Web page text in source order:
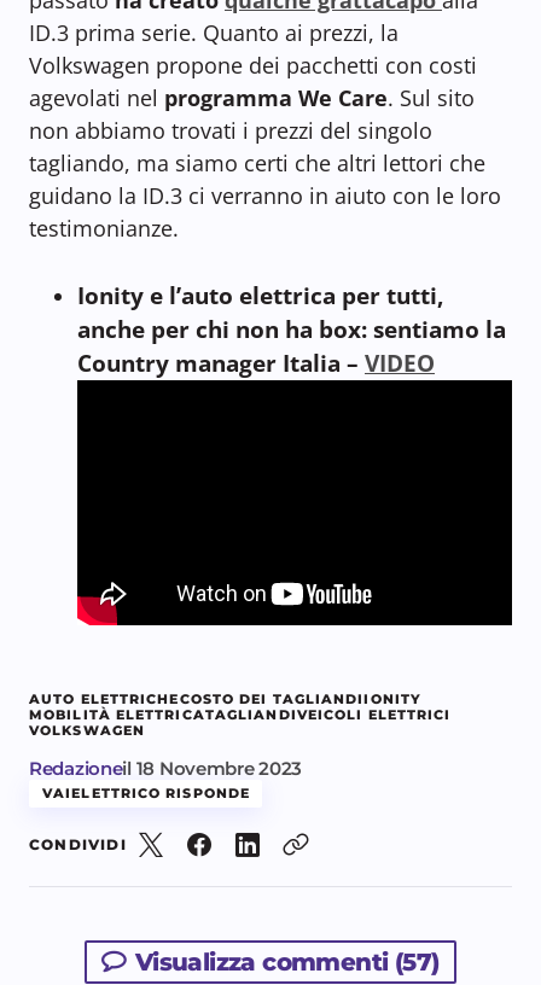
ID.3 prima serie. Quanto ai prezzi, la
Volkswagen propone dei pacchetti con costi
agevolati nel programma We Care. Sul sito
non abbiamo trovati i prezzi del singolo
tagliando, ma siamo certi che altri lettori che
guidano la ID.3 ci verranno in aiuto con le loro
testimonianze.
Ionity e l’auto elettrica per tutti,
anche per chi non ha box: sentiamo la
Country manager Italia – VIDEO
AUTO ELETTRICHECOSTO DEI TAGLIANDIIONITY
MOBILITÀ ELETTRICATAGLIANDIVEICOLI ELETTRICI
VOLKSWAGEN
Redazioneil 18 Novembre 2023
VAIELETTRICO RISPONDE
CONDIVIDI
Visualizza commenti (57)